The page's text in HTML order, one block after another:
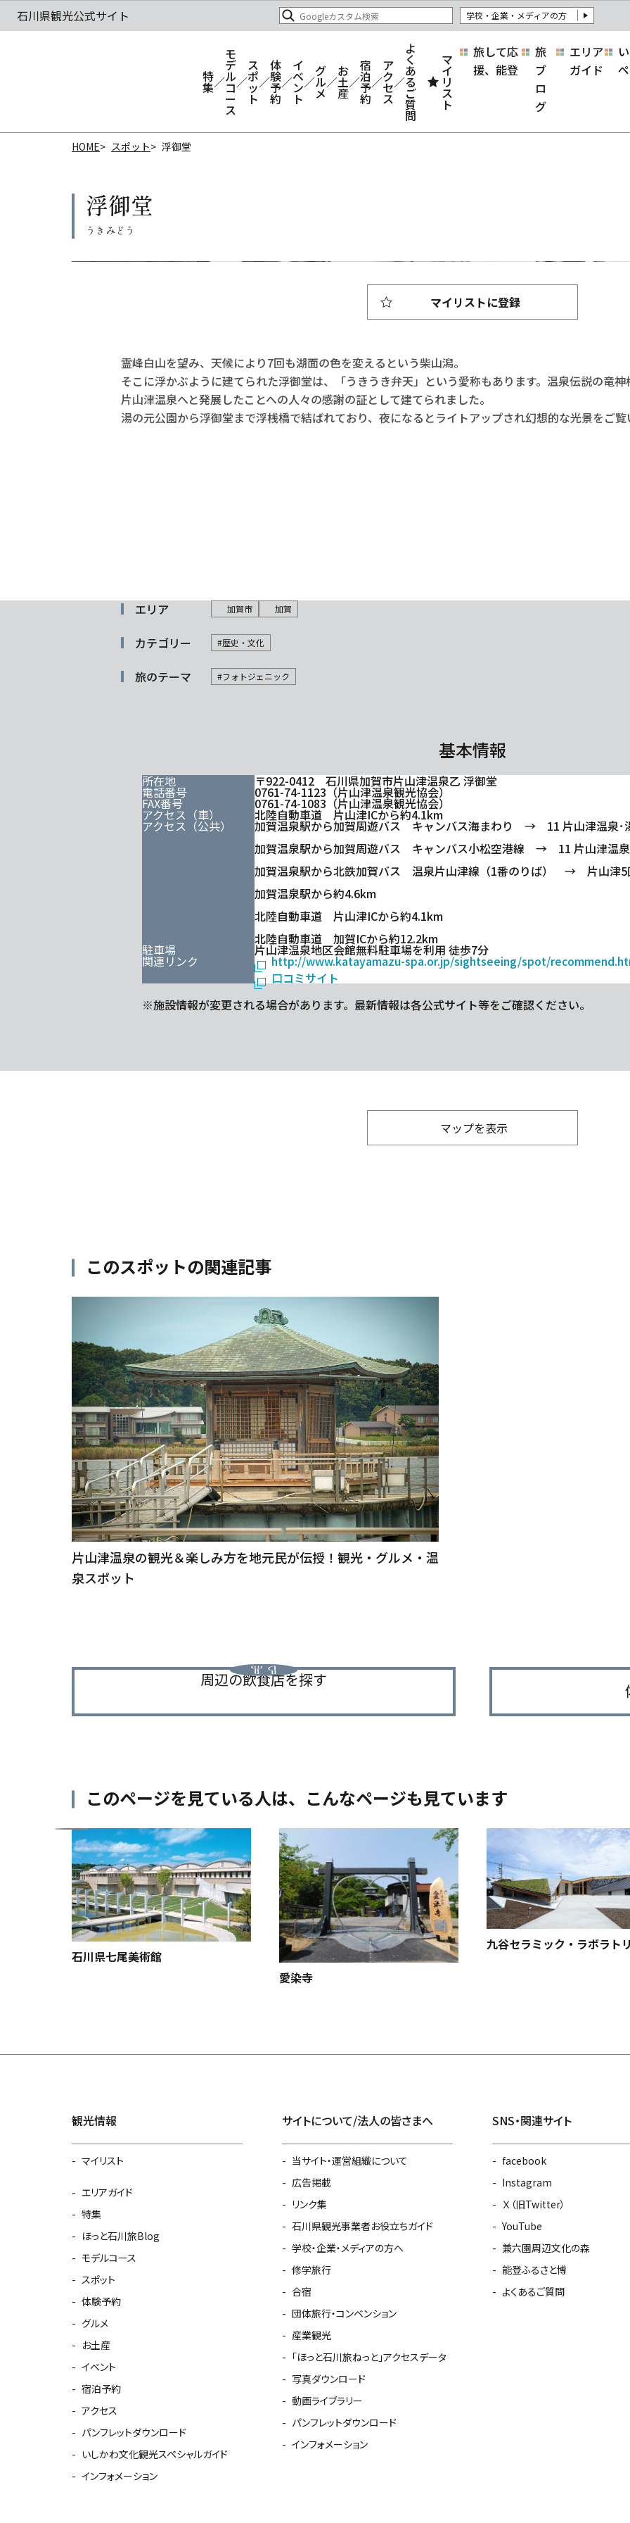
学校・企業・メディアの方
特
集
モ
デ
ル
コ
ー
ス
ス
ポ
ッ
ト
体
験
予
約
イ
ベ
ン
ト
グ
ル
メ
お
土
産
宿
泊
予
約
ア
ク
セ
ス
よ
く
あ
る
ご
質
問
マ
イ
リ
ス
ト
旅して応
援、能登
旅
ブ
ロ
グ
エリア
ガイド
HOME スポット 浮御堂
浮御堂
霊峰白山を望み、天候により7回も湖面の色を変えるという柴山潟。
そこに浮かぶように建てられた浮御堂は、「うきうき弁天」という愛称もあります。温泉伝説の竜
片山津温泉へと発展したことへの人々の感謝の証として建てられました。
湯の元公園から浮御堂まで浮桟橋で結ばれており、夜になるとライトアップされ幻想的な光景をご覧
マイリストに登録
エリア 加賀市 加賀
カテゴリー #歴史・文化
旅のテーマ #フォトジェニック
基本情報
所在地 〒922-0412 石川県加賀市片山津温泉乙 浮御堂
電話番号 0761-74-1123（片山津温泉観光協会）
FAX番号 0761-74-1083（片山津温泉観光協会）
アクセス（車） 北陸自動車道 片山津ICから約4.1km
アクセス（公共）
加賀温泉駅から加賀周遊バス キャンバス海まわり → 11 片山津温泉･
加賀温泉駅から加賀周遊バス キャンバス小松空港線 → 11 片山津温泉
加賀温泉駅から北鉄加賀バス 温泉片山津線（1番のりば） → 片山津5
加賀温泉駅から約4.6km
北陸自動車道 片山津ICから約4.1km
北陸自動車道 加賀ICから約12.2km
駐車場 片山津温泉地区会館無料駐車場を利用 徒歩7分
関連リンク
http://www.katayamazu-spa.or.jp/sightseeing/spot/
口コミサイト
※施設情報が変更される場合があります。最新情報は各公式サイト等をご確認ください。
マップを表示
このスポットの関連記事
片山津温泉の観光＆楽しみ方を地元民が伝授！観光・グルメ・温
泉スポット
周辺の飲食店を探す
このページを見ている人は、 こんなページも見ています
石川県七尾美術館
愛染寺
九谷セラミック・ラボラト
観光情報
マイリスト
エリアガイド
特集
ほっと石川旅Blog
モデルコース
スポット
体験予約
グルメ
お土産
イベント
宿泊予約
アクセス
パンフレットダウンロード
いしかわ文化観光スペシャルガイド
インフォメーション
サイトについて/法人の皆さまへ
当サイト・運営組織について
広告掲載
リンク集
石川県観光事業者お役立ちガイド
学校・企業・メディアの方へ
修学旅行
合宿
団体旅行・コンベンション
産業観光
「ほっと石川旅ねっと」アクセスデータ
写真ダウンロード
動画ライブラリー
パンフレットダウンロード
インフォメーション
SNS・関連サイト
facebook
Instagram
Ｘ（旧Twitter）
YouTube
兼六園周辺文化の森
能登ふるさと博
よくあるご質問